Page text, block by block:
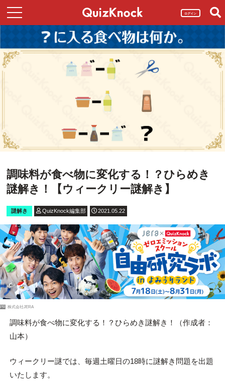
ログイン
調味料が食べ物に変化する！？ひらめき
謎解き！【ウィークリー謎解き】
謎解き QuizKnock編集部 2021.05.22
PR 株式会社JERA
調味料が食べ物に変化する！？ひらめき謎解き！（作成者：
山本）
ウィークリー謎では、毎週土曜日の18時に謎解き問題を出題
いたします。